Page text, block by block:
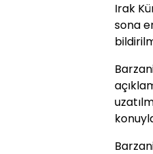
Irak
sona